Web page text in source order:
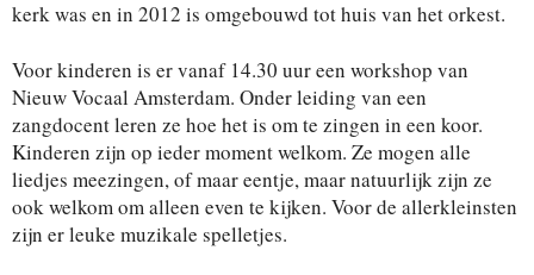
kerk was en in 2012 is omgebouwd tot huis van het orkest.
Voor kinderen is er vanaf 14.30 uur een workshop van
Nieuw Vocaal Amsterdam. Onder leiding van een
zangdocent leren ze hoe het is om te zingen in een koor.
Kinderen zijn op ieder moment welkom. Ze mogen alle
liedjes meezingen, of maar eentje, maar natuurlijk zijn ze
ook welkom om alleen even te kijken. Voor de allerkleinsten
zijn er leuke muzikale spelletjes.